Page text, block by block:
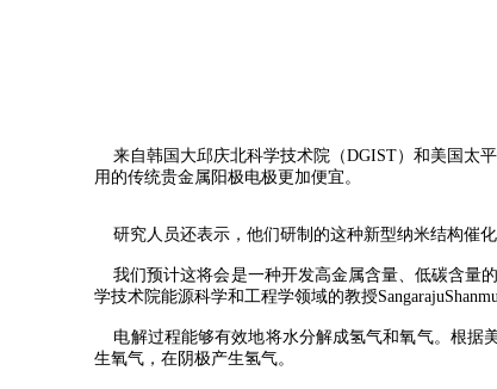
来自韩国大邱庆北科学技术院（DGIST）和美国太
用的传统贵金属阳极电极更加便宜。
研究人员还表示，他们研制的这种新型纳米结构催
我们预计这将会是一种开发高金属含量、低碳含量
学技术院能源科学和工程学领域的教授
电解过程能够有效地将水分解成氢气和氧气。根据
生氧气，在阴极产生氢气。